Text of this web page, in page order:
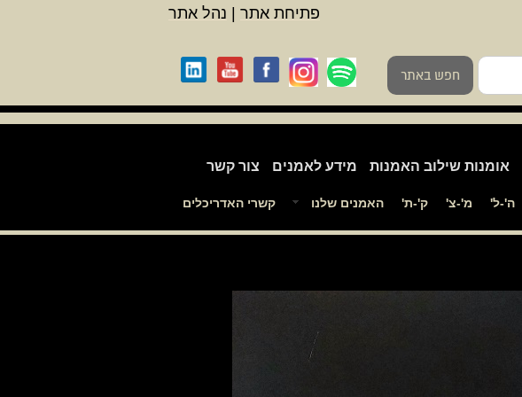
ה'-ל' מ'-צ' ק'-ת' האמנים שלנו קשרי האדריכלים
אומנות שילוב האמנות מידע לאמנים צור קשר
פתיחת אתר נהל אתר
חפש באתר